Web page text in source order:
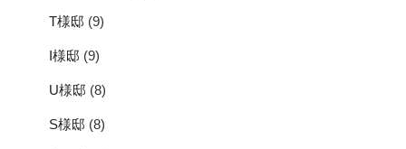
T様邸 (9)
I様邸 (9)
U様邸 (8)
S様邸 (8)